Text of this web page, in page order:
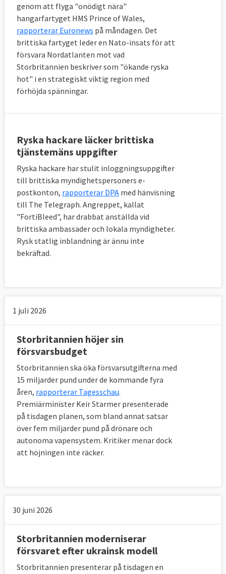
genom att flyga "onödigt nära"
hangarfartyget HMS Prince of Wales,
rapporterar Euronews på måndagen. Det
brittiska fartyget leder en Nato-insats för att
försvara Nordatlanten mot vad
Storbritannien beskriver som "ökande ryska
hot" i en strategiskt viktig region med
förhöjda spänningar.
Ryska hackare läcker brittiska
tjänstemäns uppgifter
Ryska hackare har stulit inloggningsuppgifter
till brittiska myndighetspersoners e-
postkonton, rapporterar DPA med hänvisning
till The Telegraph. Angreppet, kallat
"FortiBleed", har drabbat anställda vid
brittiska ambassader och lokala myndigheter.
Rysk statlig inblandning är ännu inte
bekräftad.
1 juli 2026
Storbritannien höjer sin
försvarsbudget
Storbritannien ska öka försvarsutgifterna med
15 miljarder pund under de kommande fyra
åren, rapporterar Tagesschau.
Premiärminister Keir Starmer presenterade
på tisdagen planen, som bland annat satsar
över fem miljarder pund på drönare och
autonoma vapensystem. Kritiker menar dock
att höjningen inte räcker.
30 juni 2026
Storbritannien moderniserar
försvaret efter ukrainsk modell
Storbritannien presenterar på tisdagen en